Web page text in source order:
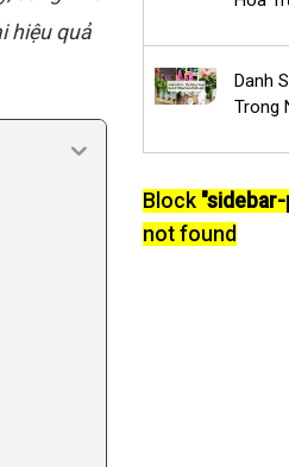
hiệu quả
Danh
Trong
Block
not found